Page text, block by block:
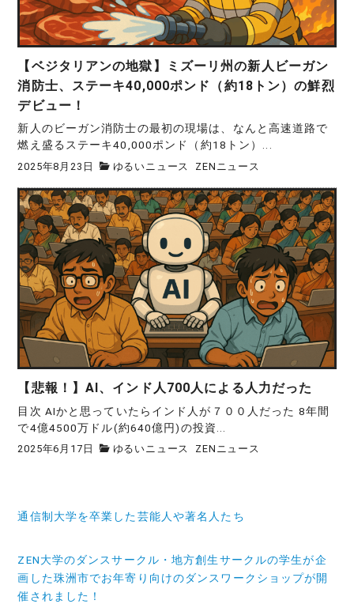
【ベジタリアンの地獄】ミズーリ州の新人ビーガン
消防士、ステーキ40,000ポンド（約18トン）の鮮烈
デビュー！
新人のビーガン消防士の最初の現場は、なんと高速道路で
燃え盛るステーキ40,000ポンド（約18トン）...
2025年8月23日 ゆるいニュース ZENニュース
【悲報！】AI、インド人700人による人力だった
目次 AIかと思っていたらインド人が７００人だった 8年間
で4億4500万ドル(約640億円)の投資...
2025年6月17日 ゆるいニュース ZENニュース
投
ナ
ビ
通信制大学を卒業した芸能人や著名人たち
ZEN大学のダンスサークル・地方創生サークルの学生が企
画した珠洲市でお年寄り向けのダンスワークショップが開
催されました！